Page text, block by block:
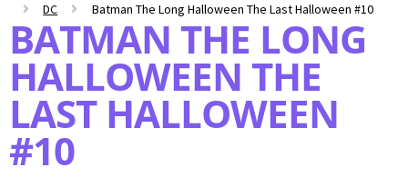
DC
Batman The Long Halloween The Last Halloween #10
BATMAN THE LONG
HALLOWEEN THE
LAST HALLOWEEN
#10